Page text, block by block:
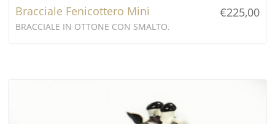
Bracciale Fenicottero Mini
BRACCIALE IN OTTONE CON SMALTO.
€225,00